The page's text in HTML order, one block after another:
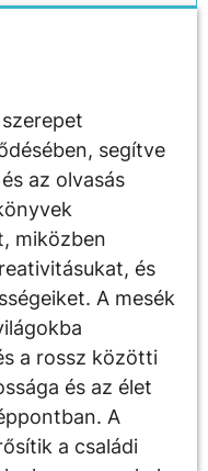
segítve
az olvasás
miközben
és
A mesék
a rossz közötti
és az élet
A
a családi